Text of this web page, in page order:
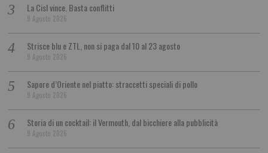
La Cisl vince. Basta conflitti
9 Agosto 2026
Strisce blu e ZTL, non si paga dal 10 al 23 agosto
9 Agosto 2026
Sapore d’Oriente nel piatto: straccetti speciali di pollo
9 Agosto 2026
Storia di un cocktail: il Vermouth, dal bicchiere alla pubblicità
9 Agosto 2026